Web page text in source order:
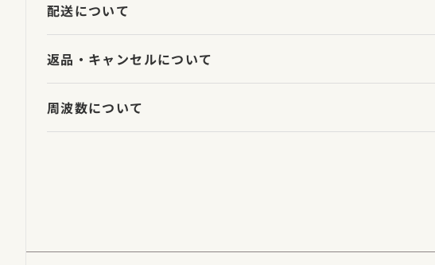
配送について
返品・キャンセルについて
周波数について